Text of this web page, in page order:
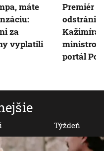
Týždeň
máte
za
vyplatili
Premiér
odstrániť
Kažimíra
portál